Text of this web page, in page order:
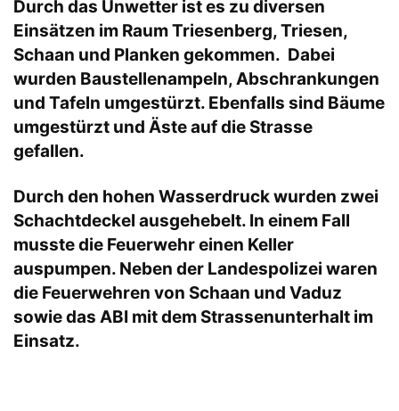
Durch das Unwetter ist es zu diversen
Einsätzen im Raum Triesenberg, Triesen,
Schaan und Planken gekommen. Dabei
wurden Baustellenampeln, Abschrankungen
und Tafeln umgestürzt. Ebenfalls sind Bäume
umgestürzt und Äste auf die Strasse
gefallen.
Durch den hohen Wasserdruck wurden zwei
Schachtdeckel ausgehebelt. In einem Fall
musste die Feuerwehr einen Keller
auspumpen. Neben der Landespolizei waren
die Feuerwehren von Schaan und Vaduz
sowie das ABI mit dem Strassenunterhalt im
Einsatz.